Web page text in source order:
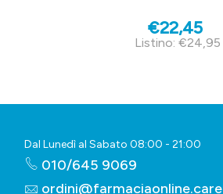
€22,45
Listino: €24,95
Dal Lunedì al Sabato 08:00 - 21:00
010/645 9069
ordini@farmaciaonline.care